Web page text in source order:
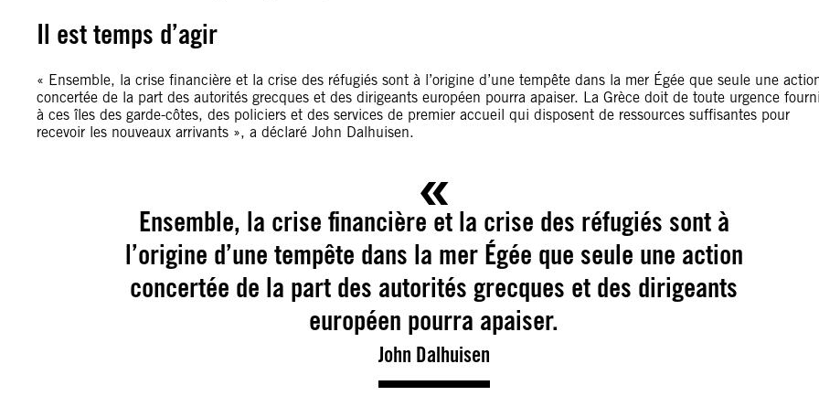
Il est temps d’agir
« Ensemble, la crise financière et la crise des réfugiés sont à l’origine d’une tempête dans la mer Égée que seule une
concertée de la part des autorités grecques et des dirigeants européen pourra apaiser. La Grèce doit de toute urgence
à ces îles des garde-côtes, des policiers et des services de premier accueil qui disposent de ressources suffisantes pour
recevoir les nouveaux arrivants », a déclaré John Dalhuisen.
Ensemble, la crise financière et la crise des réfugiés sont à
l’origine d’une tempête dans la mer Égée que seule une action
concertée de la part des autorités grecques et des dirigeants
européen pourra apaiser.
John Dalhuisen